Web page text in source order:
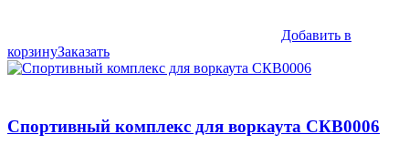
Добавить в
корзинуЗаказать
Спортивный комплекс для воркаута СКВ0006